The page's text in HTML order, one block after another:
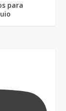
para